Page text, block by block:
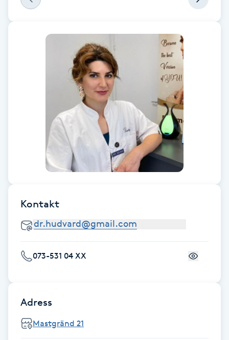
Friskvård
Friskvårdsmassage
G
Gel naglar
Gelenaglar
Gellack
Gravidmassage
Kontakt
073-531 04 XX
Adress
Mastgränd 21